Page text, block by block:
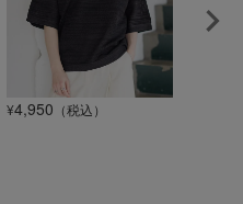
¥4,950 （税込）